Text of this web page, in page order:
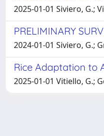
2025-01-01 Siviero, G.;
PRELIMINARY
2024-01-01 Siviero, G.;
Rice Adaptation to
2025-01-01 Vitiello, G.;